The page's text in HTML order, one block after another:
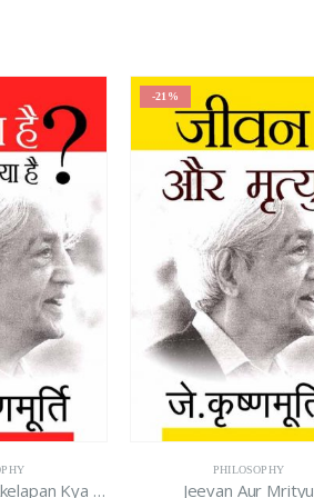
Prem Kya Hai ? Akelapan Kya Hai ?
-21%
PHILOSOPHY
Jeevan Aur Mrityu